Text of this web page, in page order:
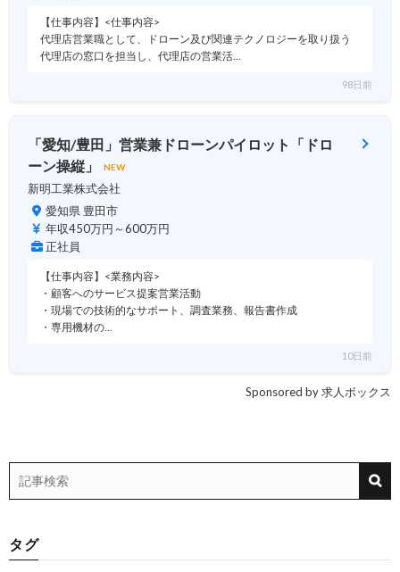
【仕事内容】<仕事内容>
代理店営業職として、ドローン及び関連テクノロジーを取り扱う
代理店の窓口を担当し、代理店の営業活…
98日前
「愛知/豊田」営業兼ドローンパイロット「ドロ
ーン操縦」
NEW
新明工業株式会社
愛知県 豊田市
年収450万円～600万円
正社員
【仕事内容】<業務内容>
・顧客へのサービス提案営業活動
・現場での技術的なサポート、調査業務、報告書作成
・専用機材の…
10日前
Sponsored by 求人ボックス
タグ